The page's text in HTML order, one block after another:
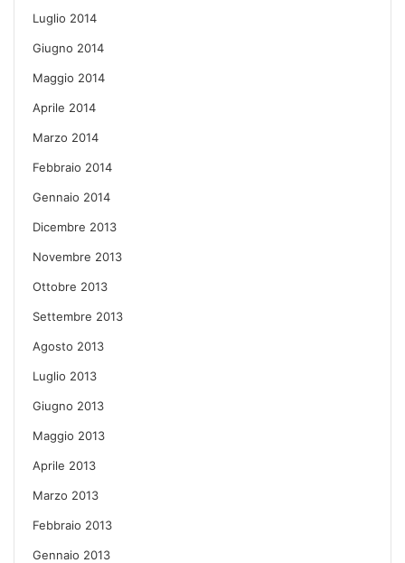
Luglio 2014
Giugno 2014
Maggio 2014
Aprile 2014
Marzo 2014
Febbraio 2014
Gennaio 2014
Dicembre 2013
Novembre 2013
Ottobre 2013
Settembre 2013
Agosto 2013
Luglio 2013
Giugno 2013
Maggio 2013
Aprile 2013
Marzo 2013
Febbraio 2013
Gennaio 2013